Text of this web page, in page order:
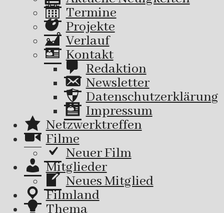
Termine
Projekte
Verlauf
Kontakt
Redaktion
Newsletter
Datenschutzerklärung
Impressum
Netzwerktreffen
Filme
Neuer Film
Mitglieder
Neues Mitglied
Filmland
Thema